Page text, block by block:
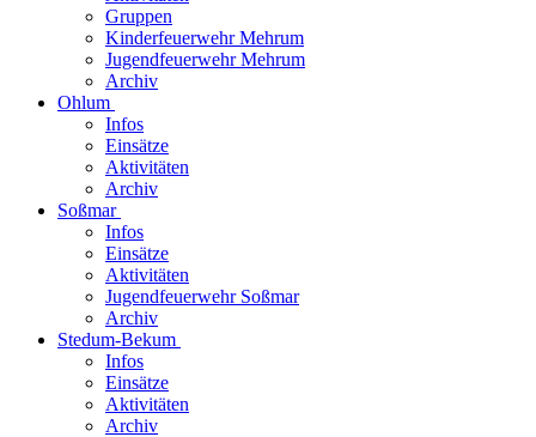
Gruppen
Kinderfeuerwehr Mehrum
Jugendfeuerwehr Mehrum
Archiv
Ohlum
Infos
Einsätze
Aktivitäten
Archiv
Soßmar
Infos
Einsätze
Aktivitäten
Jugendfeuerwehr Soßmar
Archiv
Stedum-Bekum
Infos
Einsätze
Aktivitäten
Archiv